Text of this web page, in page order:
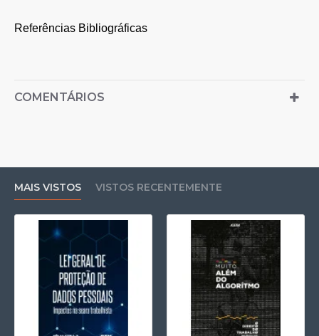
Referências Bibliográficas
COMENTÁRIOS
MAIS VISTOS VISTOS RECENTEMENTE